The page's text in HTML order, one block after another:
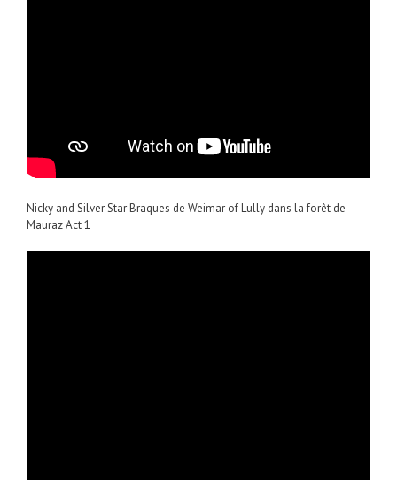
Nicky and Silver Star Braques de Weimar of Lully dans la forêt de
Mauraz Act 1